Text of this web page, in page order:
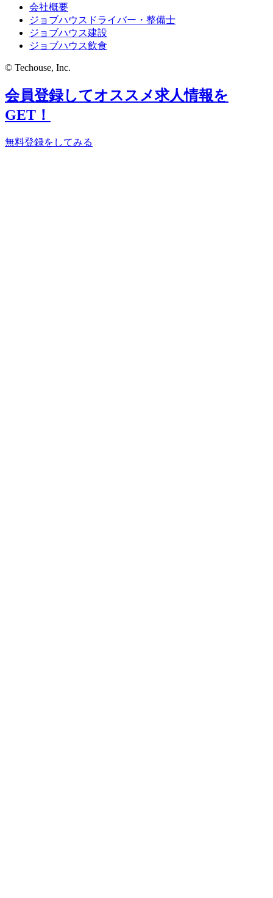
会社概要
ジョブハウスドライバー・整備士
ジョブハウス建設
ジョブハウス飲食
© Techouse, Inc.
会員登録してオススメ求人情報を
GET！
無料登録をしてみる